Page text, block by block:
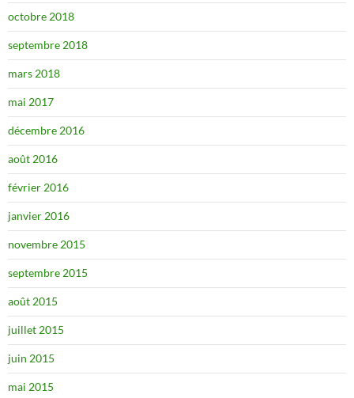
octobre 2018
septembre 2018
mars 2018
mai 2017
décembre 2016
août 2016
février 2016
janvier 2016
novembre 2015
septembre 2015
août 2015
juillet 2015
juin 2015
mai 2015